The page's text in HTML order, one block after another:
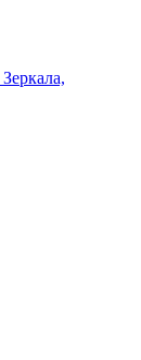
Зеркала,